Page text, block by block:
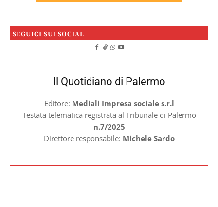
SEGUICI SUI SOCIAL
Il Quotidiano di Palermo
Editore: Mediali Impresa sociale s.r.l
Testata telematica registrata al Tribunale di Palermo
n.7/2025
Direttore responsabile: Michele Sardo